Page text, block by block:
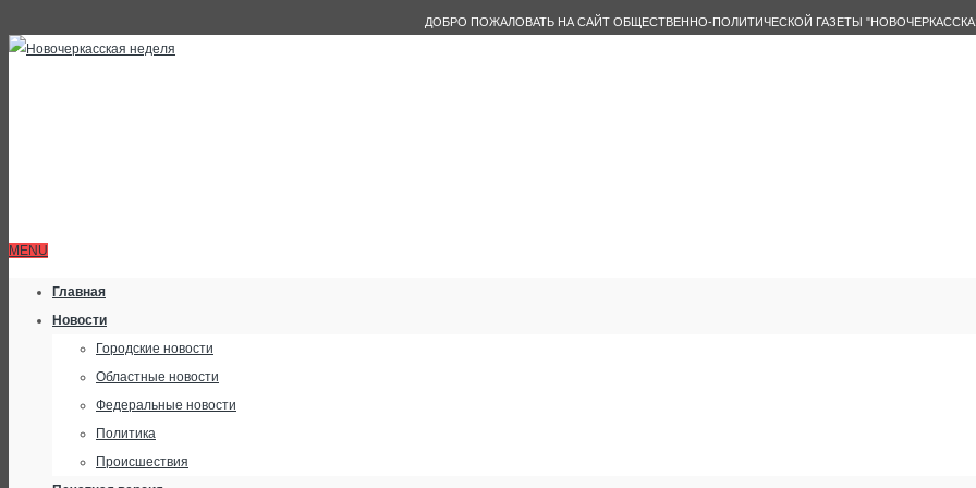
ДОБРО ПОЖАЛОВАТЬ НА САЙТ ОБЩЕСТВЕННО-ПОЛИТИЧЕСКОЙ ГАЗЕТЫ
MENU
Главная
Новости
Городские новости
Областные новости
Федеральные новости
Политика
Происшествия